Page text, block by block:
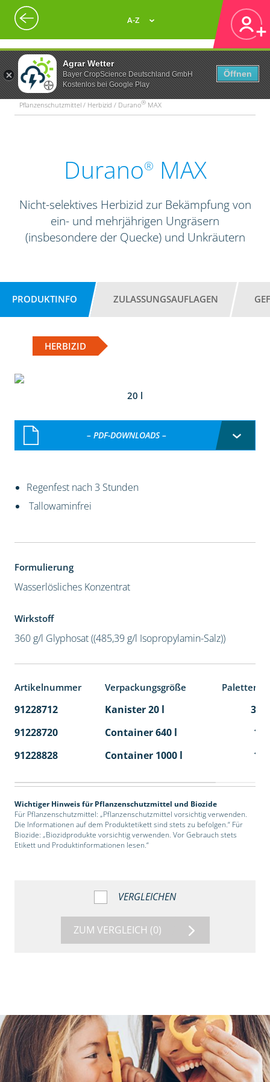
Agrar Wetter
Bayer CropScience Deutschland GmbH
Kostenlos bei Google Play
Öffnen
A-Z
Pflanzenschutzmittel / Herbizid / Durano® MAX
Durano® MAX
Nicht-selektives Herbizid zur Bekämpfung von
ein- und mehrjährigen Ungräsern
(insbesondere der Quecke) und Unkräutern
PRODUKTINFO ZULASSUNGSAUFLAGEN
HERBIZID
20 l
– PDF-DOWNLOADS –
Regenfest nach 3 Stunden
Tallowaminfrei
Formulierung
Wasserlösliches Konzentrat
Wirkstoff
360 g/l Glyphosat ((485,39 g/l Isopropylamin-Salz))
Artikelnummer Verpackungsgröße
91228712 Kanister 20 l
32
91228720
Container 640 l
1
91228828
Container 1000 l 1
Wichtiger Hinweis für Pflanzenschutzmittel und Biozide
Für Pflanzenschutzmittel: „Pflanzenschutzmittel vorsichtig verwenden.
Die Informationen auf dem Produktetikett sind stets zu befolgen.“ Für
Biozide: „Biozidprodukte vorsichtig verwenden. Vor Gebrauch stets
Etikett und Produktinformationen lesen.“
VERGLEICHEN
ZUM VERGLEICH (0)